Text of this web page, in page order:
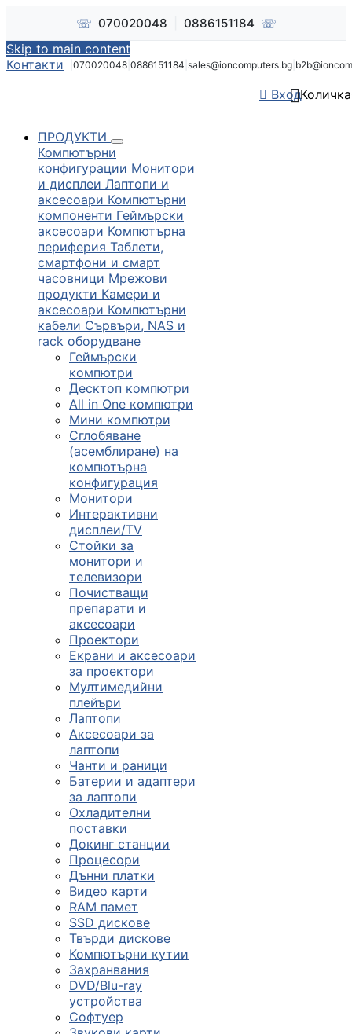
☏ 070020048 0886151184 ☏
Skip to main content
Контакти
070020048 0886151184 sales@ioncomputers.bg
 Вход
Количка
ПРОДУКТИ
Компютърни
конфигурации Монитори
и дисплеи Лаптопи и
аксесоари Компютърни
компоненти Геймърски
аксесоари Компютърна
периферия Таблети,
смартфони и смарт
часовници Мрежови
продукти Камери и
аксесоари Компютърни
кабели Сървъри, NAS и
rack оборудване
Геймърски
компютри
Десктоп компютри
All in One компютри
Мини компютри
Сглобяване
(асемблиране) на
компютърна
конфигурация
Монитори
Интерактивни
дисплеи/TV
Стойки за
монитори и
телевизори
Почистващи
препарати и
аксесоари
Проектори
Екрани и аксесоари
за проектори
Мултимедийни
плейъри
Лаптопи
Аксесоари за
лаптопи
Чанти и раници
Батерии и адаптери
за лаптопи
Охладителни
поставки
Докинг станции
Процесори
Дънни платки
Видео карти
RAM памет
SSD дискове
Твърди дискове
Компютърни кутии
Захранвания
DVD/Blu-ray
устройства
Софтуер